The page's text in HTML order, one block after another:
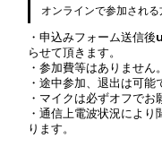
オンラインで参加される
・申込みフォーム送信
らせて頂きます。
・参加費等はありません。
・途中参加、退出は可能
・マイクは必ずオフでお
・通信上電波状況によ
ります。